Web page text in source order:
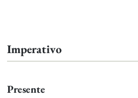
Imperativo
Presente